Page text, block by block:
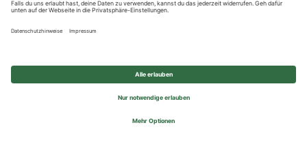
© 2026 REWE Group - All rights reserved